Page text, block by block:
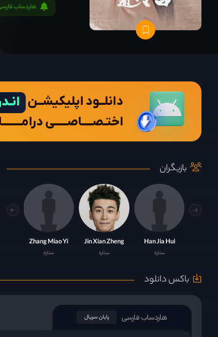
هاردساب
بازیگران
Han Jia Hui
ستاره
Jin Xian Zheng
ستاره
Zhang Miao Yi
ستاره
باکس دانلود
هاردساب فارسی پایان سریال